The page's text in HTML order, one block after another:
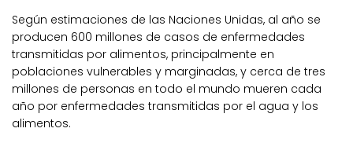
Según estimaciones de las Naciones Unidas, al año se
producen 600 millones de casos de enfermedades
transmitidas por alimentos, principalmente en
poblaciones vulnerables y marginadas, y cerca de tres
millones de personas en todo el mundo mueren cada
año por enfermedades transmitidas por el agua y los
alimentos.